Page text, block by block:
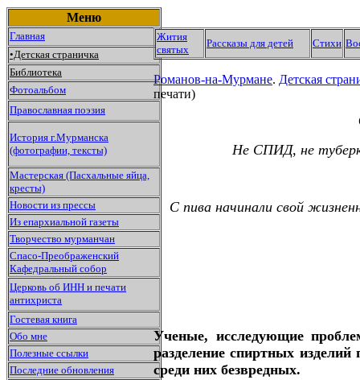
Меню
Главная
•Детская страничка
Библиотека
Фотоальбом
Православная поэзия
История г.Мурманска
(фотографии, тексты)
Мастерская (Пасхальные яйца,
кресты)
Новости из прессы
Из епархиальной газеты
Творчество мурманчан
Спасо-Преображенский
Кафедральный собор
Церковь об ИНН и печати
антихриста
Гостевая книга
Обо мне
Полезные ссылки
Последние обновления
Жития
святых
Рассказы для детей Стихи
Романов-на-Мурмане. Детская
печати)
Не СПИД, не
С пива начинали свой
Ученые, исследующие
разделение спиртных изделий
среди них безвредных.